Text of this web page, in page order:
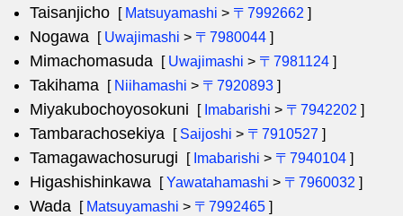
Taisanjicho [ Matsuyamashi > 〒7992662 ]
Nogawa [ Uwajimashi > 〒7980044 ]
Mimachomasuda [ Uwajimashi > 〒7981124 ]
Takihama [ Niihamashi > 〒7920893 ]
Miyakubochoyosokuni [ Imabarishi > 〒7942202 ]
Tambarachosekiya [ Saijoshi > 〒7910527 ]
Tamagawachosurugi [ Imabarishi > 〒7940104 ]
Higashishinkawa [Yawatahamashi > 〒7960032 ]
Wada [ Matsuyamashi > 〒7992465 ]